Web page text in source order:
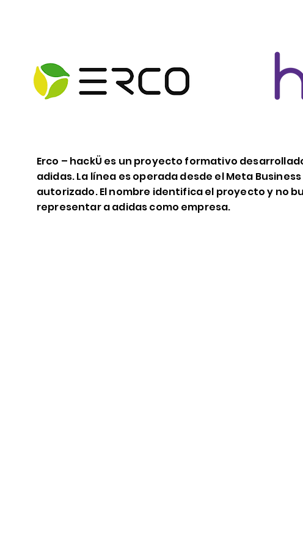
Erco – hackÜ es un proyecto formativo
adidas. La línea es operada desde el Meta
autorizado. El nombre identifica el proyecto y no
representar a adidas como empresa.